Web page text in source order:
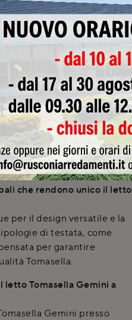
che rendono unico il letto
per il design versatile e la
di testata, come
per garantire
Tomasella.
letto Tomasella Gemini a
Gemini presso